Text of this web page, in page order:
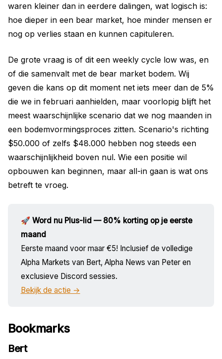
waren kleiner dan in eerdere dalingen, wat logisch is:
hoe dieper in een bear market, hoe minder mensen er
nog op verlies staan en kunnen capituleren.
De grote vraag is of dit een weekly cycle low was, en
of die samenvalt met de bear market bodem. Wij
geven die kans op dit moment net iets meer dan de 5%
die we in februari aanhielden, maar voorlopig blijft het
meest waarschijnlijke scenario dat we nog maanden in
een bodemvormingsproces zitten. Scenario's richting
$50.000 of zelfs $48.000 hebben nog steeds een
waarschijnlijkheid boven nul. Wie een positie wil
opbouwen kan beginnen, maar all-in gaan is wat ons
betreft te vroeg.
🚀 Word nu Plus-lid — 80% korting op je eerste
maand
Eerste maand voor maar €5! Inclusief de volledige
Alpha Markets van Bert, Alpha News van Peter en
exclusieve Discord sessies.
Bekijk de actie →
Bookmarks
Bert